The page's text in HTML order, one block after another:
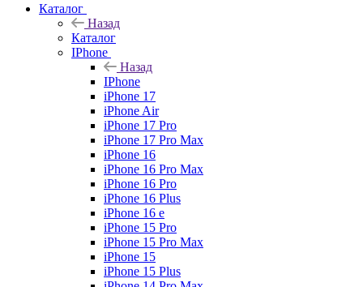
Каталог
Назад
Каталог
IPhone
Назад
IPhone
iPhone 17
iPhone Air
iPhone 17 Pro
iPhone 17 Pro Max
iPhone 16
iPhone 16 Pro Max
iPhone 16 Pro
iPhone 16 Plus
iPhone 16 e
iPhone 15 Pro
iPhone 15 Pro Max
iPhone 15
iPhone 15 Plus